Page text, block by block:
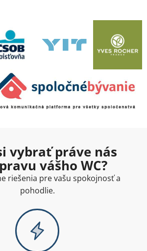
vybrať práve nás
vášho WC?
riešenia pre vašu spokojnosť a
pohodlie.